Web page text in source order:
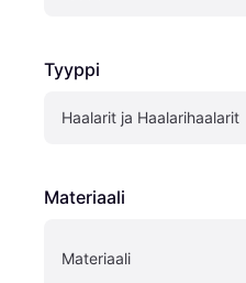
Tyyppi
Haalarit ja Haalarihaalarit
Materiaali
Materiaali